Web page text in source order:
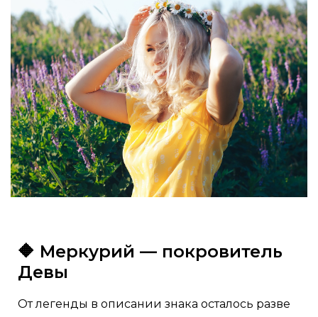
🔶 Меркурий — покровитель
Девы
От легенды в описании знака осталось разве